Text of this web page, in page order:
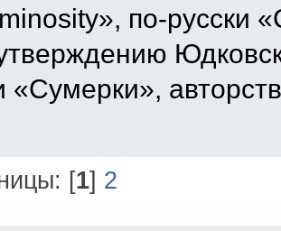
по-русски
«Сумерки»,
[1] 2